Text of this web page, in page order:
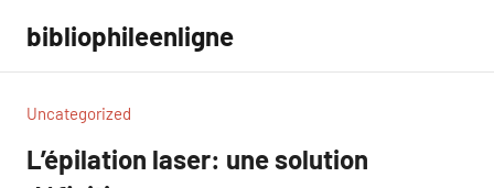
contenu
bibliophileenligne
Uncategorized
L’épilation laser: une solution